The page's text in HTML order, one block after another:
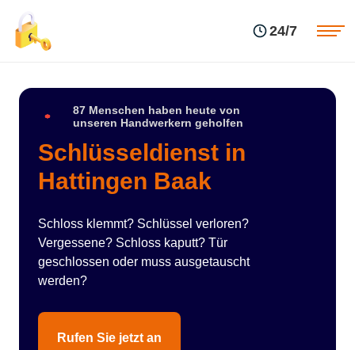
24/7
87 Menschen haben heute von
unseren Handwerkern geholfen
Schlüsseldienst in
Hattingen Baak
Schloss klemmt? Schlüssel verloren?
Vergessene? Schloss kaputt? Tür
geschlossen oder muss ausgetauscht
werden?
Rufen Sie jetzt an